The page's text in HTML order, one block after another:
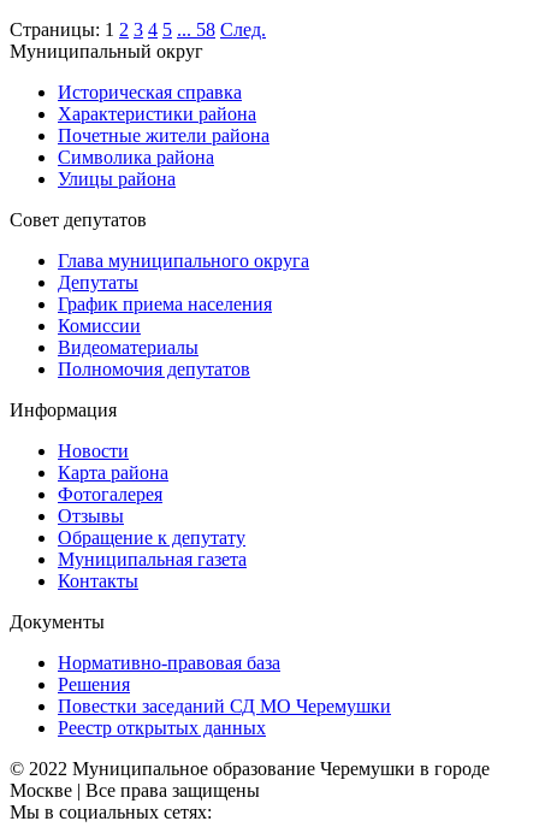
Страницы: 1 2 3 4 5 ... 58 След.
Муниципальный округ
Историческая справка
Характеристики района
Почетные жители района
Символика района
Улицы района
Совет депутатов
Глава муниципального округа
Депутаты
График приема населения
Комиссии
Видеоматериалы
Полномочия депутатов
Информация
Новости
Карта района
Фотогалерея
Отзывы
Обращение к депутату
Муниципальная газета
Контакты
Документы
Нормативно-правовая база
Решения
Повестки заседаний СД МО Черемушки
Реестр открытых данных
© 2022 Муниципальное образование Черемушки в городе
Москве | Все права защищены
Мы в социальных сетях: